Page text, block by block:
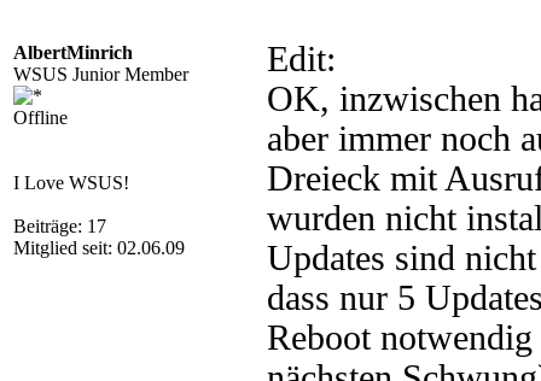
AlbertMinrich
WSUS Junior Member
Offline
I Love WSUS!
Beiträge: 17
Mitglied seit: 02.06.09
Edit:
OK, inzwischen
aber immer noch
Dreieck mit
wurden nicht
Updates sind
dass nur 5
Reboot